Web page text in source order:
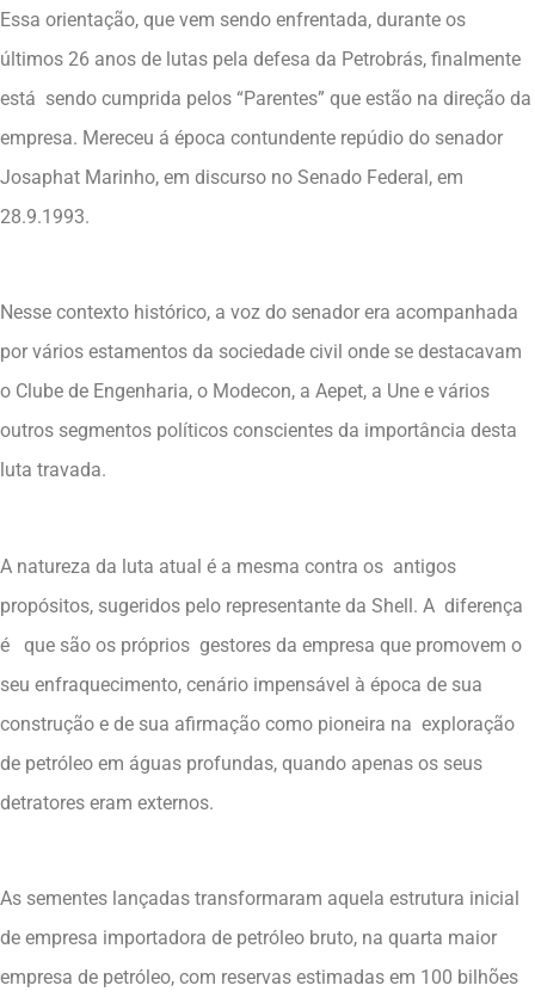
Essa orientação, que vem sendo enfrentada, durante os
últimos 26 anos de lutas pela defesa da Petrobrás, finalmente
está sendo cumprida pelos “Parentes” que estão na direção da
empresa. Mereceu á época contundente repúdio do senador
Josaphat Marinho, em discurso no Senado Federal, em
28.9.1993.
Nesse contexto histórico, a voz do senador era acompanhada
por vários estamentos da sociedade civil onde se destacavam
o Clube de Engenharia, o Modecon, a Aepet, a Une e vários
outros segmentos políticos conscientes da importância desta
luta travada.
A natureza da luta atual é a mesma contra os antigos
propósitos, sugeridos pelo representante da Shell. A diferença
é que são os próprios gestores da empresa que promovem o
seu enfraquecimento, cenário impensável à época de sua
construção e de sua afirmação como pioneira na exploração
de petróleo em águas profundas, quando apenas os seus
detratores eram externos.
As sementes lançadas transformaram aquela estrutura inicial
de empresa importadora de petróleo bruto, na quarta maior
empresa de petróleo, com reservas estimadas em 100 bilhões